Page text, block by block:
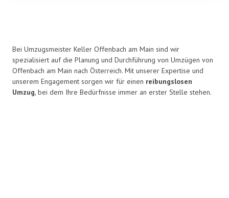
Bei Umzugsmeister Keller Offenbach am Main sind wir
spezialisiert auf die Planung und Durchführung von Umzügen von
Offenbach am Main nach Österreich. Mit unserer Expertise und
unserem Engagement sorgen wir für einen reibungslosen
Umzug, bei dem Ihre Bedürfnisse immer an erster Stelle stehen.